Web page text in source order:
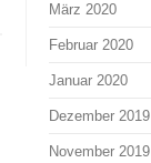
März 2020
Februar 2020
Januar 2020
Dezember 2019
November 2019